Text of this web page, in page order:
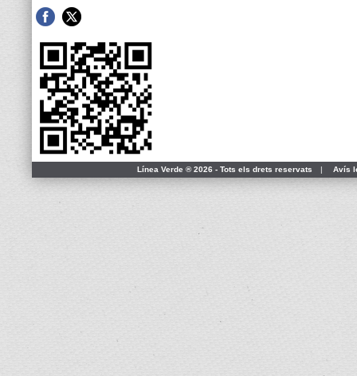
Línea Verde ® 2026 - Tots els drets reservats | Avís